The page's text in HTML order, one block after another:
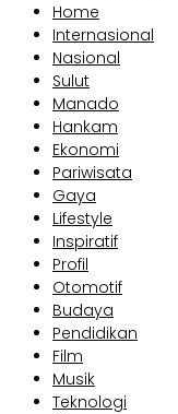
Home
Internasional
Nasional
Sulut
Manado
Hankam
Ekonomi
Pariwisata
Gaya
Lifestyle
Inspiratif
Profil
Otomotif
Budaya
Pendidikan
Film
Musik
Teknologi